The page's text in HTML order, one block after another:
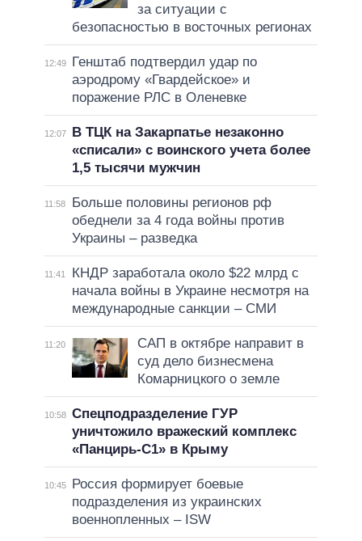
за ситуации с
безопасностью в восточных регионах
12:49
Генштаб подтвердил удар по
аэродрому «Гвардейское» и
поражение РЛС в Оленевке
12:07
В ТЦК на Закарпатье незаконно
«списали» с воинского учета более
1,5 тысячи мужчин
11:58
Больше половины регионов рф
обеднели за 4 года войны против
Украины – разведка
11:41
КНДР заработала около $22 млрд с
начала войны в Украине несмотря на
международные санкции – СМИ
11:20
САП в октябре направит в
суд дело бизнесмена
Комарницкого о земле
10:58 Спецподразделение ГУР
уничтожило вражеский комплекс
«Панцирь-С1» в Крыму
10:45
Россия формирует боевые
подразделения из украинских
военнопленных – ISW